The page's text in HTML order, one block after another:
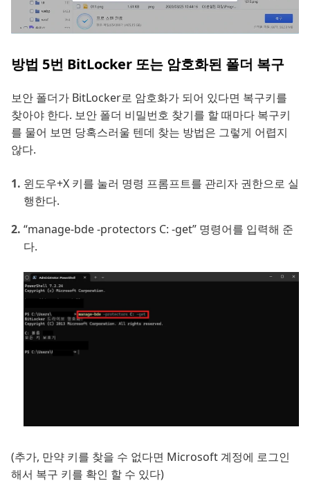
방법 5번 BitLocker 또는 암호화된 폴더 복구
보안 폴더가 BitLocker로 암호화가 되어 있다면 복구키를
찾아야 한다. 보안 폴더 비밀번호 찾기를 할 때마다 복구키
를 물어 보면 당혹스러울 텐데 찾는 방법은 그렇게 어렵지
않다.
윈도우+X 키를 눌러 명령 프롬프트를 관리자 권한으로 실
행한다.
“manage-bde -protectors C: -get” 명령어를 입력해 준
다.
(추가, 만약 키를 찾을 수 없다면 Microsoft 계정에 로그인
해서 복구 키를 확인 할 수 있다)